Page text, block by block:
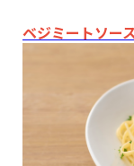
ベジミートソー